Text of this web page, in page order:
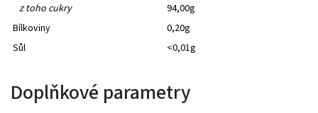
z toho cukry
94,00g
Bílkoviny
0,20g
Sůl
<0,01g
Doplňkové parametry